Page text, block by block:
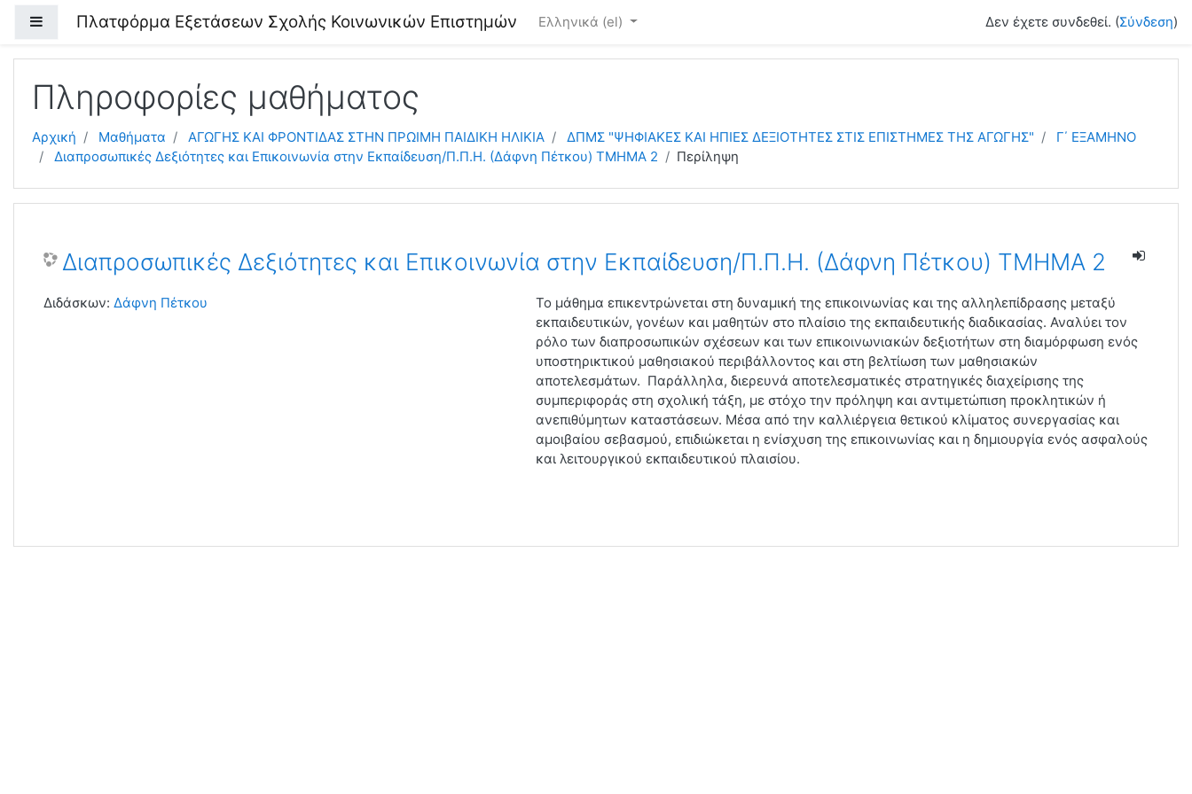
Πλευρικός πίνακας
Πλατφόρμα Εξετάσεων Σχολής Κοινωνικών Επιστημών Ελληνικά ‎(el)‎ Δεν έχετε συνδεθεί. (Σύνδεση)
Πληροφορίες μαθήματος
Αρχική Μαθήματα ΑΓΩΓΗΣ ΚΑΙ ΦΡΟΝΤΙΔΑΣ ΣΤΗΝ ΠΡΩΙΜΗ ΠΑΙΔΙΚΗ ΗΛΙΚΙΑ ΔΠΜΣ "ΨΗΦΙΑΚΕΣ ΚΑΙ ΗΠΙΕΣ ΔΕΞΙΟΤΗΤΕΣ ΣΤΙΣ ΕΠΙΣΤΗΜΕΣ ΤΗΣ ΑΓΩΓΗΣ"
Γ΄ ΕΞΑΜΗΝΟ
Διαπροσωπικές Δεξιότητες και Επικοινωνία στην Εκπαίδευση/Π.Π.Η. (Δάφνη Πέτκου) ΤΜΗΜΑ 2
Περίληψη
Διαπροσωπικές Δεξιότητες και Επικοινωνία στην Εκπαίδευση/Π.Π.Η. (Δάφνη Πέτκου) ΤΜΗΜΑ 2
Το μάθημα επικεντρώνεται στη δυναμική της επικοινωνίας και της αλληλεπίδρασης μεταξύ
εκπαιδευτικών, γονέων και μαθητών στο πλαίσιο της εκπαιδευτικής διαδικασίας. Αναλύει τον
ρόλο των διαπροσωπικών σχέσεων και των επικοινωνιακών δεξιοτήτων στη διαμόρφωση ενός
υποστηρικτικού μαθησιακού περιβάλλοντος και στη βελτίωση των μαθησιακών
αποτελεσμάτων. Παράλληλα, διερευνά αποτελεσματικές στρατηγικές διαχείρισης της
συμπεριφοράς στη σχολική τάξη, με στόχο την πρόληψη και αντιμετώπιση προκλητικών ή
ανεπιθύμητων καταστάσεων. Μέσα από την καλλιέργεια θετικού κλίματος συνεργασίας και
αμοιβαίου σεβασμού, επιδιώκεται η ενίσχυση της επικοινωνίας και η δημιουργία ενός ασφαλούς
και λειτουργικού εκπαιδευτικού πλαισίου.
Διδάσκων: Δάφνη Πέτκου